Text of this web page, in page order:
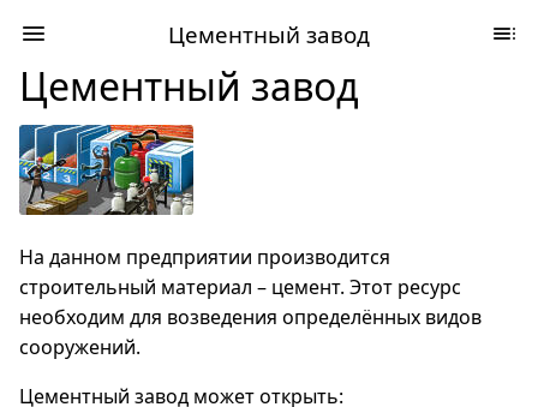
Цементный завод
Цементный завод
На данном предприятии производится
строительный материал – цемент. Этот ресурс
необходим для возведения определённых видов
сооружений.
Цементный завод может открыть: